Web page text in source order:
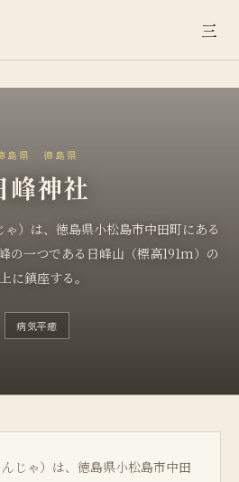
三
島県 徳島県
峰神社
）は、徳島県小松島市中田町にある
の一つである日峰山（標高191m）の
に鎮座する。
病気平癒
じゃ）は、徳島県小松島市中田